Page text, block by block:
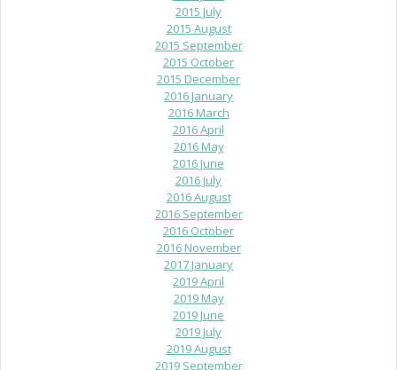
2015 July
2015 August
2015 September
2015 October
2015 December
2016 January
2016 March
2016 April
2016 May
2016 June
2016 July
2016 August
2016 September
2016 October
2016 November
2017 January
2019 April
2019 May
2019 June
2019 July
2019 August
2019 September